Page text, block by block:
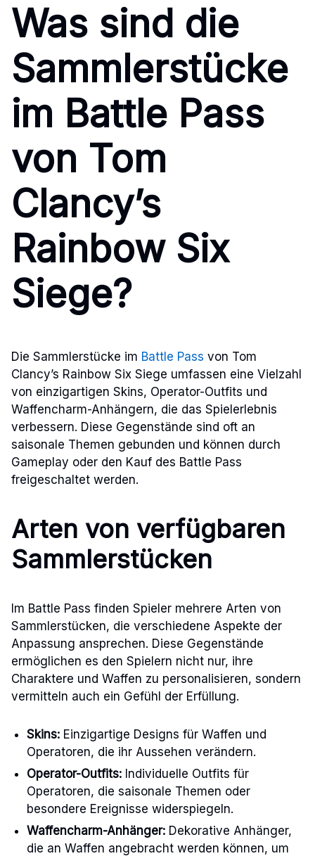
Was sind die
Sammlerstücke
im Battle Pass
von Tom
Clancy’s
Rainbow Six
Siege?
Die Sammlerstücke im Battle Pass von Tom
Clancy’s Rainbow Six Siege umfassen eine Vielzahl
von einzigartigen Skins, Operator-Outfits und
Waffencharm-Anhängern, die das Spielerlebnis
verbessern. Diese Gegenstände sind oft an
saisonale Themen gebunden und können durch
Gameplay oder den Kauf des Battle Pass
freigeschaltet werden.
Arten von verfügbaren
Sammlerstücken
Im Battle Pass finden Spieler mehrere Arten von
Sammlerstücken, die verschiedene Aspekte der
Anpassung ansprechen. Diese Gegenstände
ermöglichen es den Spielern nicht nur, ihre
Charaktere und Waffen zu personalisieren, sondern
vermitteln auch ein Gefühl der Erfüllung.
Skins: Einzigartige Designs für Waffen und
Operatoren, die ihr Aussehen verändern.
Operator-Outfits: Individuelle Outfits für
Operatoren, die saisonale Themen oder
besondere Ereignisse widerspiegeln.
Waffencharm-Anhänger: Dekorative Anhänger,
die an Waffen angebracht werden können, um